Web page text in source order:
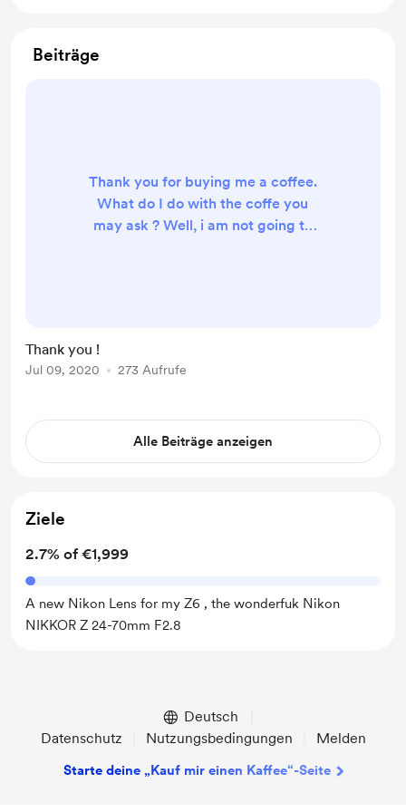
Beiträge
Thank you for buying me a coffee.
What do I do with the coffe you
may ask ? Well, i am not going to
Thank you !
Jul 09, 2020 273 Aufrufe
Alle Beiträge anzeigen
Ziele
2.7% of €1,999
A new Nikon Lens for my Z6 , the wonderfuk Nikon
NIKKOR Z 24-70mm F2.8
Deutsch
Datenschutz
Nutzungsbedingungen Melden
Starte deine „Kauf mir einen Kaffee“-Seite